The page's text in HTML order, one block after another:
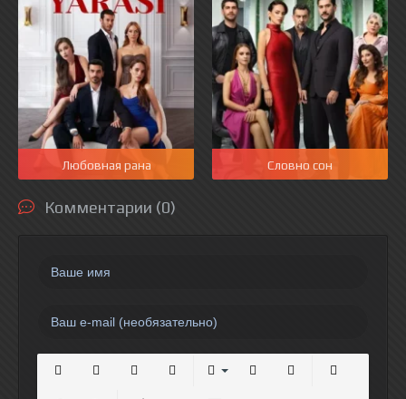
Любовная рана Словно сон
Комментарии (0)